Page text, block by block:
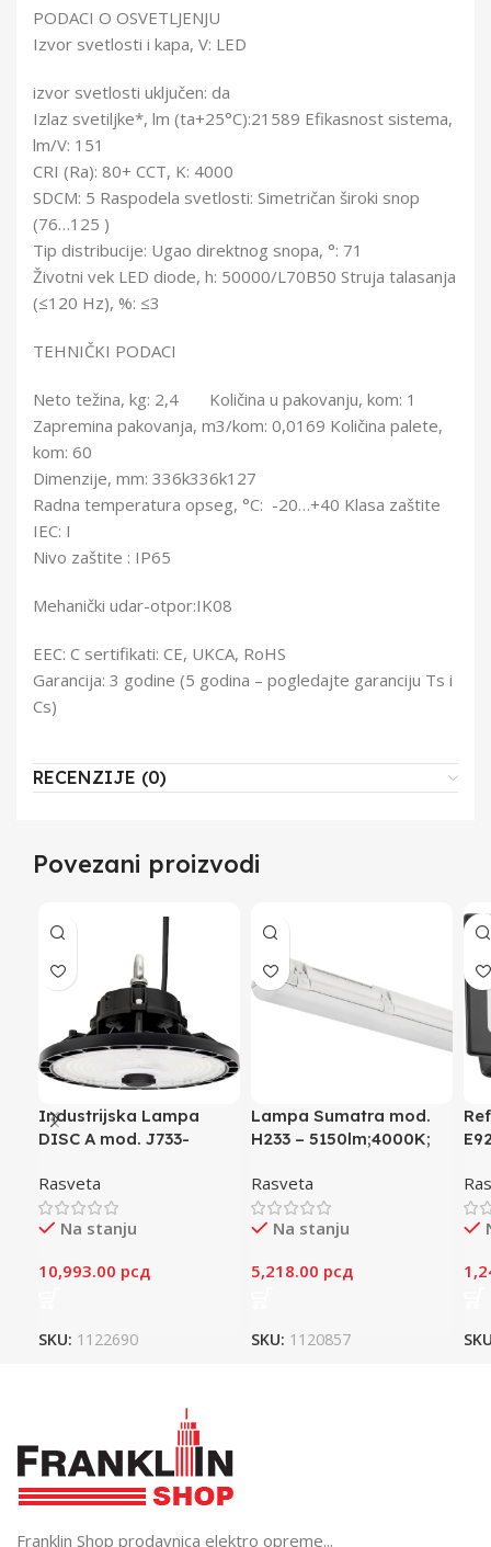
PODACI O OSVETLJENJU
Izvor svetlosti i kapa, V: LED
izvor svetlosti uključen: da
Izlaz svetiljke*, lm (ta+25°C):21589 Efikasnost sistema,
lm/V: 151
CRI (Ra): 80+ CCT, K: 4000
SDCM: 5 Raspodela svetlosti: Simetričan široki snop
(76…125 )
Tip distribucije: Ugao direktnog snopa, °: 71
Životni vek LED diode, h: 50000/L70B50 Struja talasanja
(≤120 Hz), %: ≤3
TEHNIČKI PODACI
Neto težina, kg: 2,4 Količina u pakovanju, kom: 1
Zapremina pakovanja, m3/kom: 0,0169 Količina palete,
kom: 60
Dimenzije, mm: 336k336k127
Radna temperatura opseg, °C: -20…+40 Klasa zaštite
IEC: I
Nivo zaštite : IP65
Mehanički udar-otpor:IK08
EEC: C sertifikati: CE, UKCA, RoHS
Garancija: 3 godine (5 godina – pogledajte garanciju Ts i
Cs)
RECENZIJE (0)
Povezani proizvodi
Industrijska Lampa
DISC A mod. J733-
Rasveta
Na stanju
10,993.00 рсд
SKU: 1122690
Lampa Sumatra mod.
H233 – 5150lm;4000K;
Rasveta
Na stanju
5,218.00 рсд
SKU: 1120857
Franklin Shop prodavnica elektro opreme...